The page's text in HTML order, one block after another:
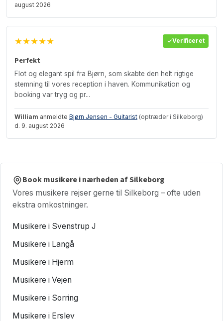
august 2026
★★★★★ Verificeret
Perfekt
Flot og elegant spil fra Bjørn, som skabte den helt rigtige
stemning til vores reception i haven. Kommunikation og
booking var tryg og pr...
William anmeldte Bjørn Jensen - Guitarist (optræder i Silkeborg)
d. 9. august 2026
Book musikere i nærheden af Silkeborg
Vores musikere rejser gerne til Silkeborg – ofte uden
ekstra omkostninger.
Musikere i Svenstrup J
Musikere i Langå
Musikere i Hjerm
Musikere i Vejen
Musikere i Sorring
Musikere i Erslev